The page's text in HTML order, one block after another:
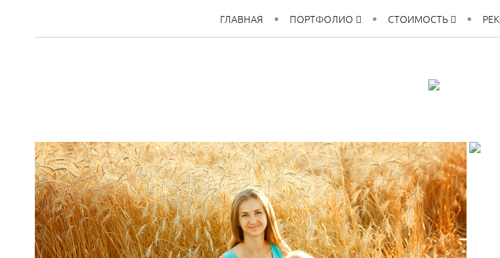
ГЛАВНАЯ ПОРТФОЛИО СТОИМОСТЬ